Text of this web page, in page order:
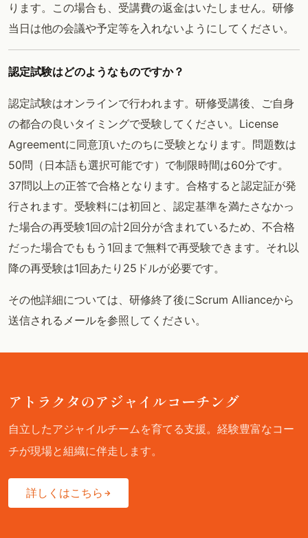
ります。この場合も、受講費の返金はいたしません。研修
当日は他の会議や予定等を入れないようにしてください。
認定試験はどのようなものですか？
認定試験はオンラインで行われます。研修受講後、ご自身
の都合の良いタイミングで受験してください。License
Agreementに同意頂いたのちに受験となります。問題数は
50問（日本語も選択可能です）で制限時間は60分です。
37問以上の正答で合格となります。合格すると認定証が発
行されます。受験料には初回と、認定基準を満たさなかっ
た場合の再受験1回の計2回分が含まれているため、不合格
だった場合でももう1回まで無料で再受験できます。それ以
降の再受験は1回あたり25ドルが必要です。
その他詳細については、研修終了後にScrum Allianceから
送信されるメールを参照してください。
アトラクタのアジャイルコーチング
自立したアジャイルチームを育てる支援。経験豊富なコー
チが現場と組織に伴走します。
詳しくはこちら